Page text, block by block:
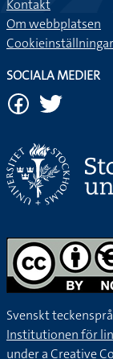
Kontakt
Om webbplatsen
Cookieinställningar
SOCIALA MEDIER
Svenskt
Institutionen för
under aCreative